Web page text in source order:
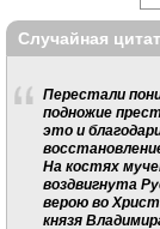
Случайная
Перестали
подножие
это и
На костях
воздвигнута
верою во
князя